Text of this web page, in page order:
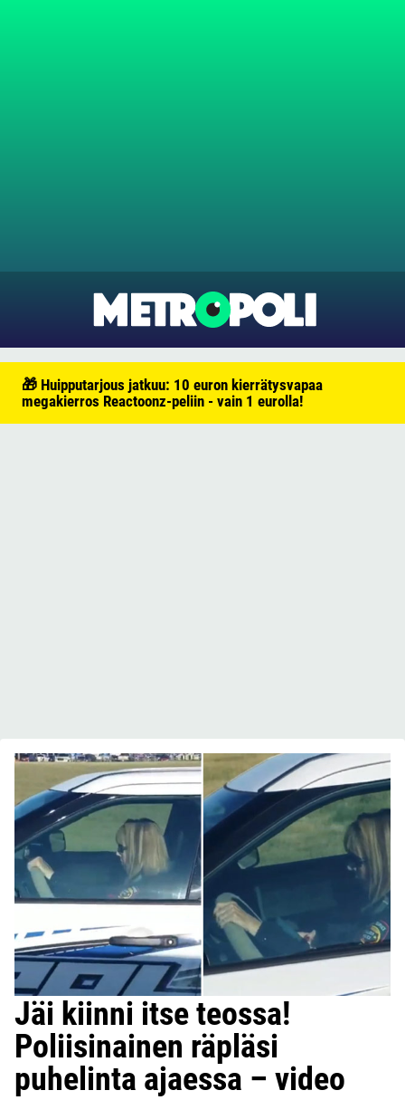
🎁 Huipputarjous jatkuu: 10 euron kierrätysvapaa
megakierros Reactoonz-peliin - vain 1 eurolla!
Jäi kiinni itse teossa!
Poliisinainen räpläsi
puhelinta ajaessa – video